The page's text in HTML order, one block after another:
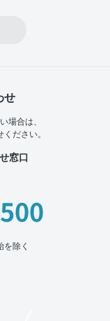
せ
場合は、
ださい。
窓口
除く